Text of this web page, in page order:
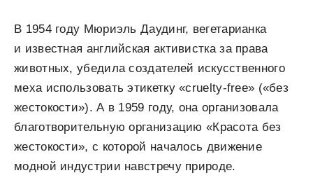
В 1954 году Мюриэль Даудинг, вегетарианка
и известная английская активистка за права
животных, убедила создателей искусственного
меха использовать этикетку «cruelty-free» («без
жестокости»). А в 1959 году, она организовала
благотворительную организацию «Красота без
жестокости», с которой началось движение
модной индустрии навстречу природе.